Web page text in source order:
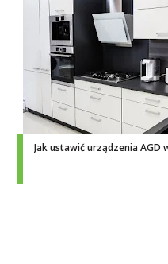
Jak ustawić urządzenia AGD